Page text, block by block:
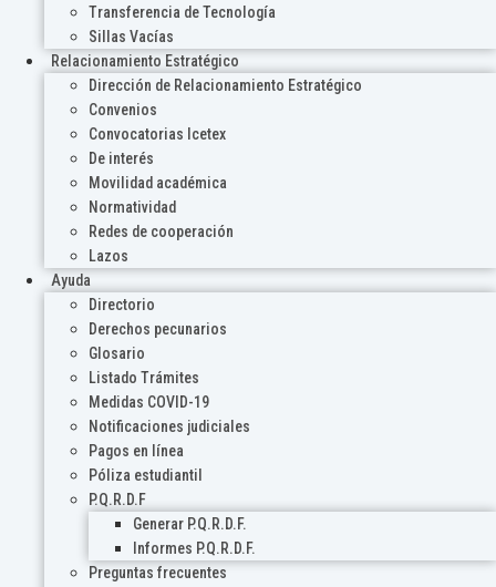
Transferencia de Tecnología
Sillas Vacías
Relacionamiento Estratégico
Dirección de Relacionamiento Estratégico
Convenios
Convocatorias Icetex
De interés
Movilidad académica
Normatividad
Redes de cooperación
Lazos
Ayuda
Directorio
Derechos pecunarios
Glosario
Listado Trámites
Medidas COVID-19
Notificaciones judiciales
Pagos en línea
Póliza estudiantil
P.Q.R.D.F
Generar P.Q.R.D.F.
Informes P.Q.R.D.F.
Preguntas frecuentes